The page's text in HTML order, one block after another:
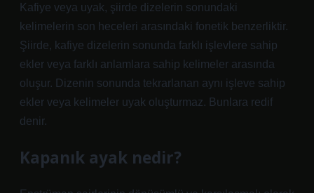
Kafiye veya uyak, şiirde dizelerin sonundaki
kelimelerin son heceleri arasındaki fonetik benzerliktir.
Şiirde, kafiye dizelerin sonunda farklı işlevlere sahip
ekler veya farklı anlamlara sahip kelimeler arasında
oluşur. Dizenin sonunda tekrarlanan aynı işleve sahip
ekler veya kelimeler uyak oluşturmaz. Bunlara redif
denir.
Kapanık ayak nedir?